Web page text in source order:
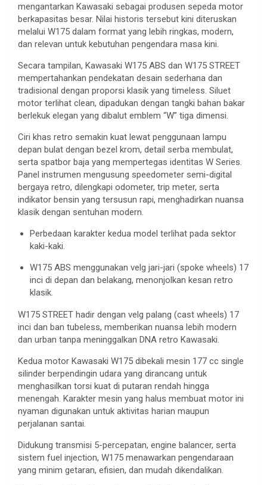
mengantarkan Kawasaki sebagai produsen sepeda motor
berkapasitas besar. Nilai historis tersebut kini diteruskan
melalui W175 dalam format yang lebih ringkas, modern,
dan relevan untuk kebutuhan pengendara masa kini.
Secara tampilan, Kawasaki W175 ABS dan W175 STREET
mempertahankan pendekatan desain sederhana dan
tradisional dengan proporsi klasik yang timeless. Siluet
motor terlihat clean, dipadukan dengan tangki bahan bakar
berlekuk elegan yang dibalut emblem “W” tiga dimensi.
Ciri khas retro semakin kuat lewat penggunaan lampu
depan bulat dengan bezel krom, detail serba membulat,
serta spatbor baja yang mempertegas identitas W Series.
Panel instrumen mengusung speedometer semi-digital
bergaya retro, dilengkapi odometer, trip meter, serta
indikator bensin yang tersusun rapi, menghadirkan nuansa
klasik dengan sentuhan modern.
Perbedaan karakter kedua model terlihat pada sektor
kaki-kaki.
W175 ABS menggunakan velg jari-jari (spoke wheels) 17
inci di depan dan belakang, menonjolkan kesan retro
klasik.
W175 STREET hadir dengan velg palang (cast wheels) 17
inci dan ban tubeless, memberikan nuansa lebih modern
dan urban tanpa meninggalkan DNA retro Kawasaki.
Kedua motor Kawasaki W175 dibekali mesin 177 cc single
silinder berpendingin udara yang dirancang untuk
menghasilkan torsi kuat di putaran rendah hingga
menengah. Karakter mesin yang halus membuat motor ini
nyaman digunakan untuk aktivitas harian maupun
perjalanan santai.
Didukung transmisi 5-percepatan, engine balancer, serta
sistem fuel injection, W175 menawarkan pengendaraan
yang minim getaran, efisien, dan mudah dikendalikan.